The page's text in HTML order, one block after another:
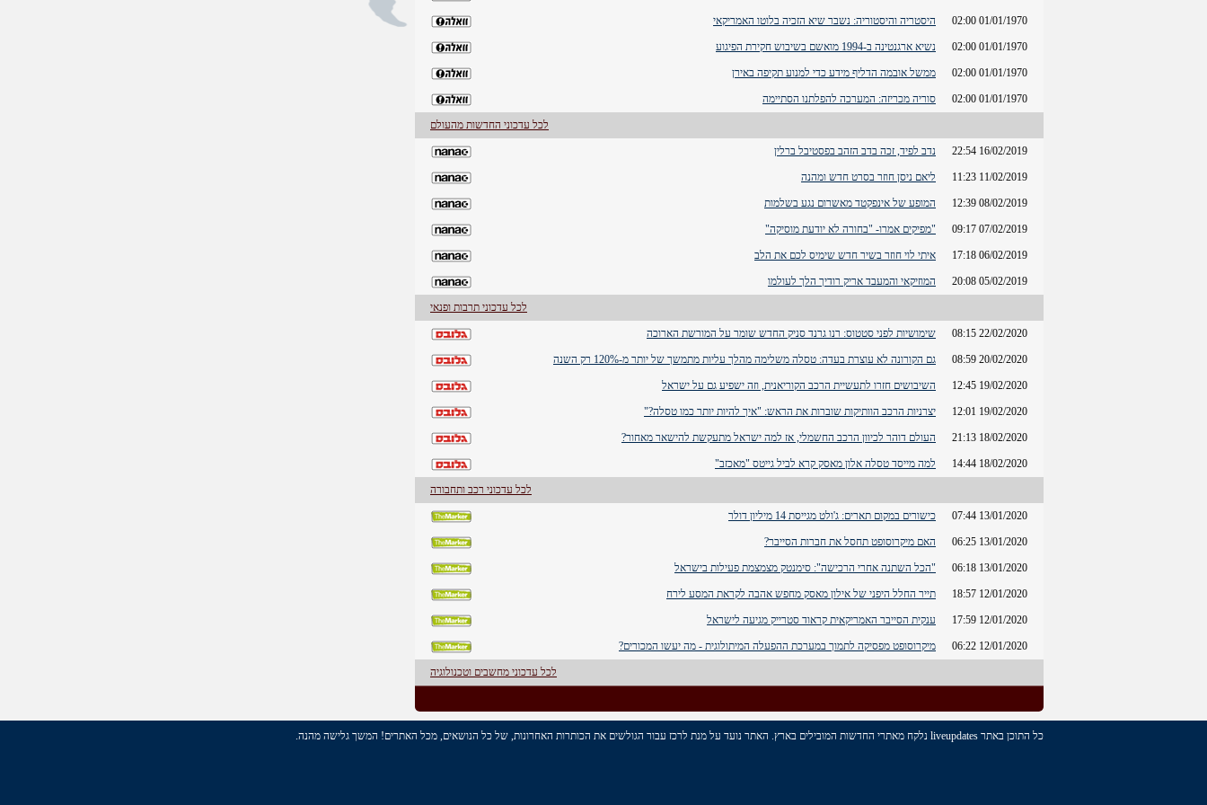
01/01/1970 02:00 היסטריה והיסטוריה: נשבר שיא הזכיה בלוטו האמריקאי
01/01/1970 02:00 נשיא ארגנטינה ב-1994 מואשם בשיבוש חקירת הפיגוע
01/01/1970 02:00 ממשל אובמה הדליף מידע כדי למנוע תקיפה באירן
01/01/1970 02:00 סוריה מכריזה: המערכה להפלתנו הסתיימה
לכל עדכוני החדשות מהעולם
16/02/2019 22:54 נדב לפיד, זכה בדב הזהב בפסטיבל ברלין
11/02/2019 11:23 ליאם ניסן חוזר בסרט חדש ומהנה
08/02/2019 12:39 המופע של אינפקטד מאשרום נגע בשלמות
07/02/2019 09:17 "מפיקים אמרו- "בחורה לא יודעת מוסיקה"
06/02/2019 17:18 איתי לוי חוזר בשיר חדש שימיס לכם את הלב
05/02/2019 20:08 המוזיקאי והמעבד אריק רודיך הלך לעולמו
לכל עדכוני תרבות ופנאי
22/02/2020 08:15 שימושיות לפני סטטוס: רנו גרנד סניק החדש שומר על המורשת הארוכה
20/02/2020 08:59 גם הקורונה לא עוצרת בעדה: טסלה משלימה מהלך עליות מתמשך של יותר מ-120% רק השנה
19/02/2020 12:45 השיבושים חזרו לתעשיית הרכב הקוריאנית, וזה ישפיע גם על ישראל
19/02/2020 12:01 יצרניות הרכב הוותיקות שוברות את הראש: "איך להיות יותר כמו טסלה?"
18/02/2020 21:13 העולם דוהר לכיוון הרכב החשמלי, אז למה ישראל מתעקשת להישאר מאחור?
18/02/2020 14:44 למה מייסד טסלה אלון מאסק קרא לביל גייטס "מאכזב"
לכל עדכוני רכב ותחבורה
13/01/2020 07:44 כישורים במקום תארים: ג'ולט מגייסת 14 מיליון דולר
13/01/2020 06:25 האם מיקרוסופט תחסל את חברות הסייבר?
13/01/2020 06:18 "הכל השתנה אחרי הרכישה": סימנטק מצמצמת פעילות בישראל
12/01/2020 18:57 תייר החלל היפני של אילון מאסק מחפש אהבה לקראת המסע לירח
12/01/2020 17:59 ענקית הסייבר האמריקאית קראוד סטרייק מגיעה לישראל
12/01/2020 06:22 מיקרוסופט מפסיקה לתמוך במערכת ההפעלה המיתולוגית - מה יעשו המכורים?
לכל עדכוני מחשבים וטכנולוגיה
כל התוכן באתר liveupdates נלקח מאתרי החדשות המובילים בארץ. האתר נועד על מנת לרכז עבור הגולשים את הכותרות האחרונות, של כל הנושאים, מכל האתרים! המשך גלישה מהנה.